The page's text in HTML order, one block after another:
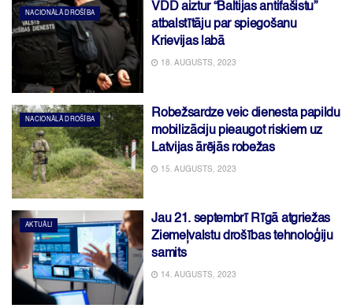
NACIONĀLĀ DROŠĪBA
VDD aiztur “Baltijas antifašistu”
atbalstītāju par spiegošanu
Krievijas labā
18. AUGUSTS, 2023
NACIONĀLĀ DROŠĪBA
Robežsardze veic dienesta papildu
mobilizāciju pieaugot riskiem uz
Latvijas ārējās robežas
15. AUGUSTS, 2023
AKTUĀLI
Jau 21. septembrī Rīgā atgriežas
Ziemeļvalstu drošības tehnoloģiju
samits
14. AUGUSTS, 2023